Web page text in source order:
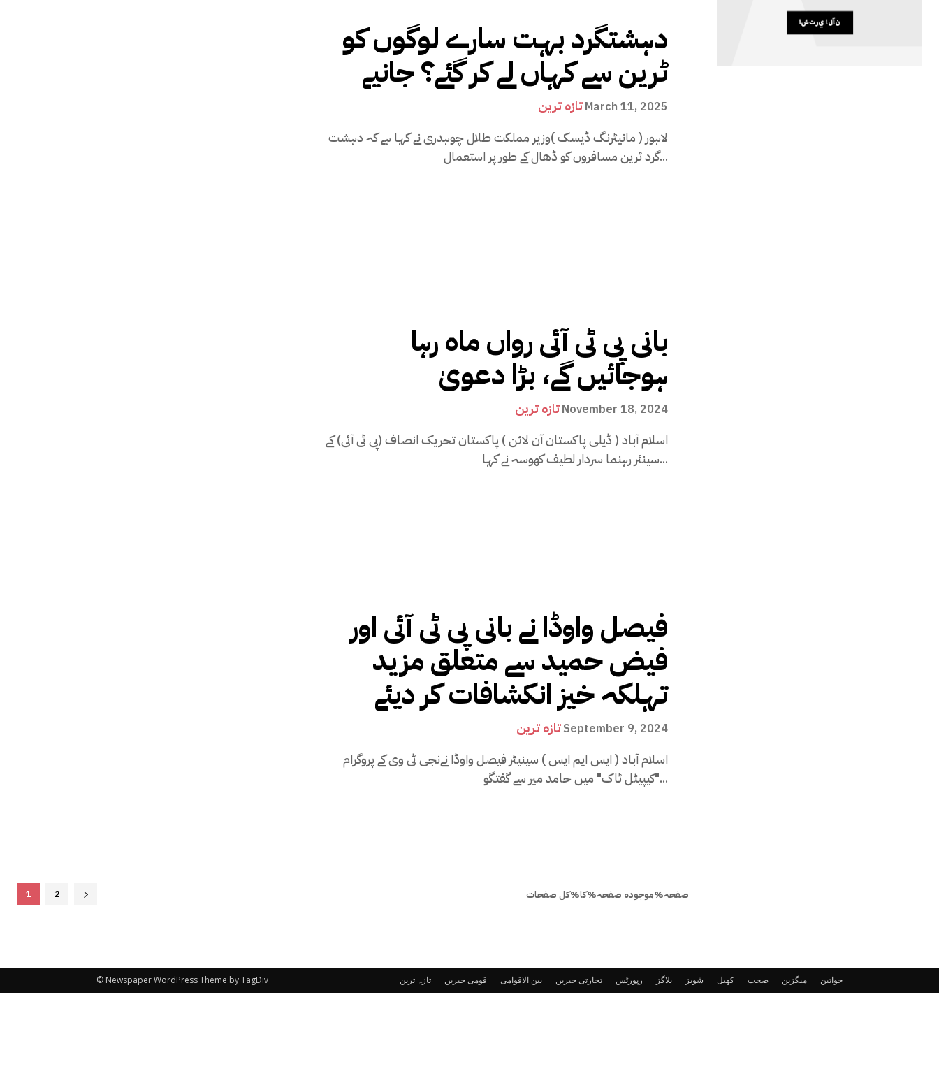
دہشتگرد بہت سارے لوگوں کو
ٹرین سے کہاں لے کر گئے؟ جانیے
تازہ ترینMarch 11, 2025
لاہور ( مانیٹرنگ ڈیسک )وزیر مملکت طلال چوہدری نے کہا ہے کہ دہشت
گرد ٹرین مسافروں کو ڈھال کے طور پر استعمال...
بانی پی ٹی آئی رواں ماہ رہا
ہوجائیں گے، بڑا دعویٰ
تازہ ترینNovember 18, 2024
اسلام آباد ( ڈیلی پاکستان آن لائن ) پاکستان تحریک انصاف (پی ٹی آئی) کے
سینئر رہنما سردار لطیف کھوسہ نے کہا...
فیصل واوڈا نے بانی پی ٹی آئی اور
فیض حمید سے متعلق مزید
تہلکہ خیز انکشافات کر دیئے
تازہ ترینSeptember 9, 2024
اسلام آباد ( ایس ایم ایس ) سینیٹر فیصل واوڈا نےنجی ٹی وی کے پروگرام
"کیپیٹل ٹاک" میں حامد میر سے گفتگو...
1 2 صفحہ%موجودہ صفحہ%کا%کل صفحات
تازہ ترین قومی خبریں بین الاقوامی تجارتی خبریں رپورٹس بلاگز شوبز کھیل صحت میگزین خواتین © Newspaper WordPress Theme by TagDiv